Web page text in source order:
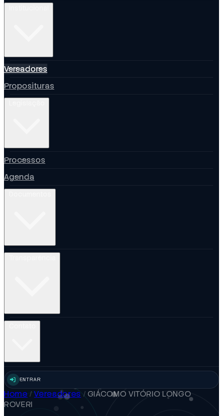
Vereadores
Proposituras
Processos
Agenda
ENTRAR
Home / Vereadores /GIÁCOMO VITÓRIO LONGO
ROVERI